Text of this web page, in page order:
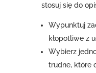
stosuj się do
Wypunktuj
kłopotliwe z
Wybierz
trudne, które